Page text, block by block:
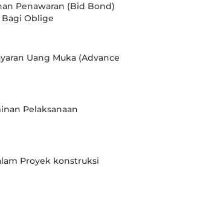
Penawaran (Bid Bond)
Oblige
Uang Muka (Advance
Pelaksanaan
Proyek konstruksi